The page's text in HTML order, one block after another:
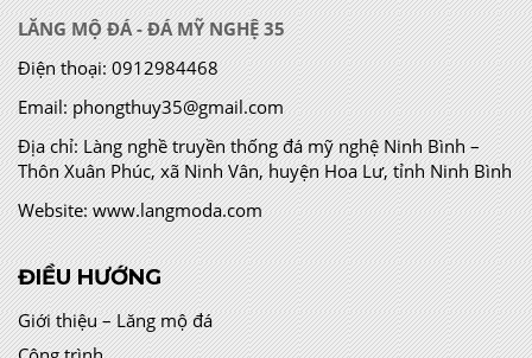
LĂNG MỘ ĐÁ - ĐÁ MỸ NGHỆ 35
Điện thoại: 0912984468
Email: phongthuy35@gmail.com
Địa chỉ:Làng nghề truyền thống đá mỹ nghệ Ninh Bình –
Thôn Xuân Phúc, xã Ninh Vân, huyện Hoa Lư, tỉnh Ninh Bình
Website: www.langmoda.com
ĐIỀU HƯỚNG
Giới thiệu – Lăng mộ đá